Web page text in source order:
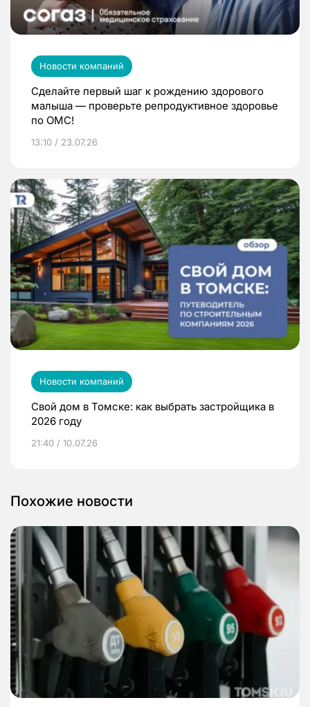
Новости компаний
Сделайте первый шаг к рождению здорового
малыша — проверьте репродуктивное здоровье
по ОМС!
13:10 / 23.07.26
Новости компаний
Свой дом в Томске: как выбрать застройщика в
2026 году
21:40 / 10.07.26
Похожие новости